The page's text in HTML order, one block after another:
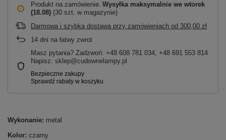
Produkt na zamówienie Wysyłka maksymalnie we wtorek
(18.08) (30 szt. w magazynie)
Darmowa i szybka dostawa przy zamówieniach od 300,00 zł
14 dni na łatwy zwrot
Masz pytania? Zadzwoń: +48 608 781 034, +48 691 553 814
Napisz: sklep@cudownelampy.pl
Wykonanie: metal
Kolor: czarny